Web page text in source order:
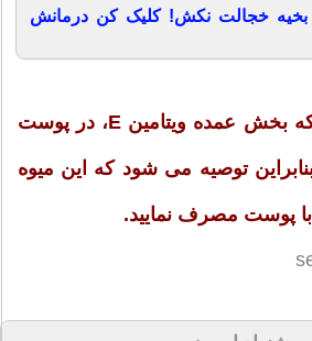
بخیه خجالت نکش! کلیک کن درمانش
نکته مهم این است که بخش عمده ویتامین E، در پوست
توصیه می شود که این میوه
پوست مصرف نمایید.